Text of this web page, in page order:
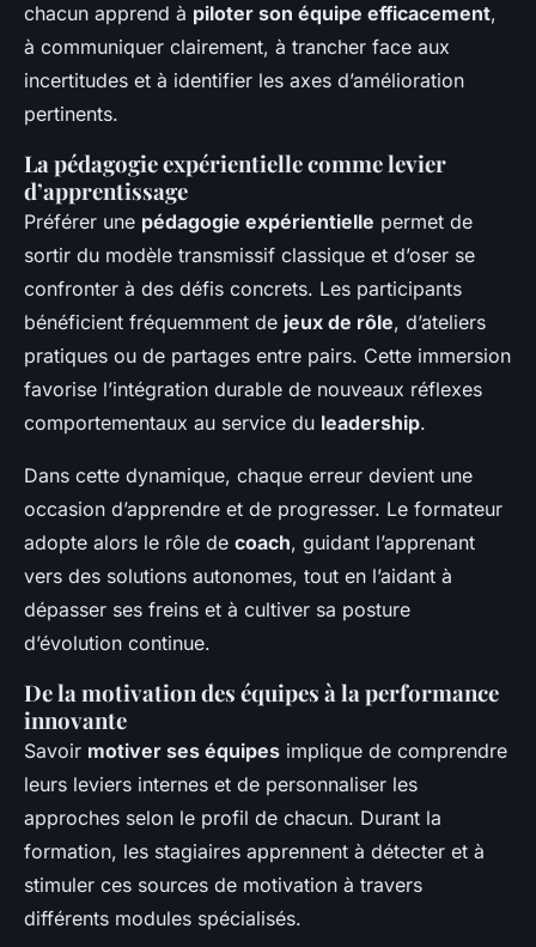
chacun apprend à piloter son équipe efficacement,
à communiquer clairement, à trancher face aux
incertitudes et à identifier les axes d’amélioration
pertinents.
La pédagogie expérientielle comme levier
d’apprentissage
Préférer une pédagogie expérientielle permet de
sortir du modèle transmissif classique et d’oser se
confronter à des défis concrets. Les participants
bénéficient fréquemment de jeux de rôle, d’ateliers
pratiques ou de partages entre pairs. Cette immersion
favorise l’intégration durable de nouveaux réflexes
comportementaux au service du leadership.
Dans cette dynamique, chaque erreur devient une
occasion d’apprendre et de progresser. Le formateur
adopte alors le rôle de coach, guidant l’apprenant
vers des solutions autonomes, tout en l’aidant à
dépasser ses freins et à cultiver sa posture
d’évolution continue.
De la motivation des équipes à la performance
innovante
Savoir motiver ses équipes implique de comprendre
leurs leviers internes et de personnaliser les
approches selon le profil de chacun. Durant la
formation, les stagiaires apprennent à détecter et à
stimuler ces sources de motivation à travers
différents modules spécialisés.